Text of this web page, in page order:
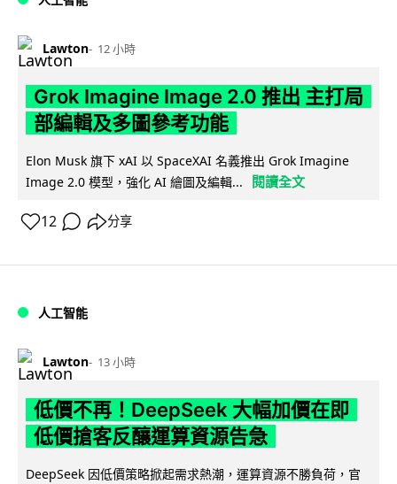
Lawton 12 小時
Grok Imagine Image 2.0 推出 主打局
部編輯及多圖參考功能
Elon Musk 旗下 xAI 以 SpaceXAI 名義推出 Grok Imagine
Image 2.0 模型，強化 AI 繪圖及編輯...
閱讀全文
12 分享
人工智能
Lawton 13 小時
低價不再！DeepSeek 大幅加價在即
低價搶客反釀運算資源告急
DeepSeek 因低價策略掀起需求熱潮，運算資源不勝負荷，官